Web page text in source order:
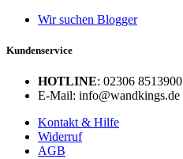
Wir suchen Blogger
Kundenservice
HOTLINE: 02306 8513900
E-Mail: info@wandkings.de
Kontakt & Hilfe
Widerruf
AGB